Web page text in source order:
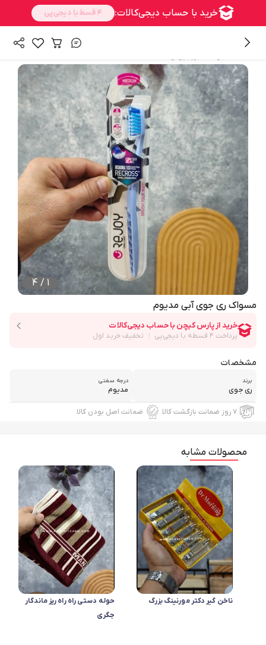
1
/
4
مسواک ری جوی آبی مدیوم
مشخصات
برند
ری جوی
درجه سفتی
مدیوم
۷ روز ضمانت بازگشت کالا ضمانت اصل بودن کالا
محصولات مشابه
ناخن گیر دکتر مورنینگ بزرگ
حوله دستی راه راه ریز ماندگار
جگری